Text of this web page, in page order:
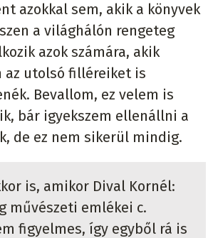
azokkal sem, akik a könyvek
a világhálón rengeteg
azok számára, akik
az utolsó filléreiket is
Bevallom, ez velem is
bár igyekszem ellenállni a
de ez nem sikerül mindig.
is, amikor Dival Kornél:
művészeti emlékei c.
figyelmes, így egyből rá is